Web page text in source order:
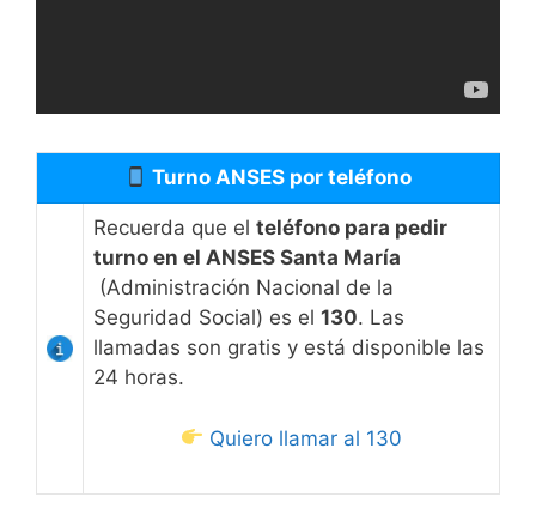
Turno ANSES por teléfono
Recuerda que el teléfono para pedir
turno en el ANSES Santa María
(Administración Nacional de la
Seguridad Social) es el 130. Las
llamadas son gratis y está disponible las
24 horas.
Quiero llamar al 130